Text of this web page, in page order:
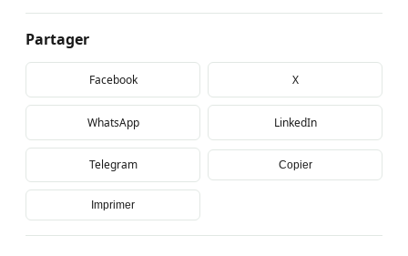
Partager
Facebook X
WhatsApp LinkedIn
Telegram Copier
Imprimer